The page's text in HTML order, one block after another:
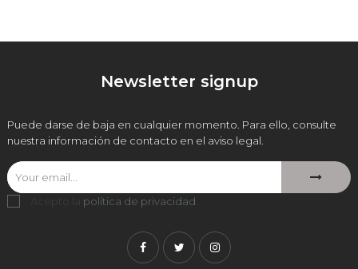
Newsletter signup
Puede darse de baja en cualquier momento. Para ello, consulte
nuestra información de contacto en el aviso legal.
Acepto la política de privacidad
FacebookTwitterInstagram